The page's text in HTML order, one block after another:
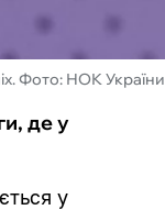
Фото: НОК України
де у
у